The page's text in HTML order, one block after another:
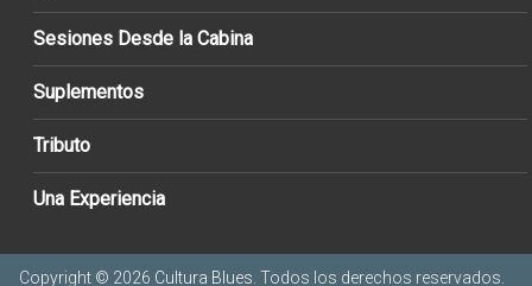
Sesiones Desde la Cabina
Suplementos
Tributo
Una Experiencia
Copyright © 2026 Cultura Blues. Todos los derechos reservados.